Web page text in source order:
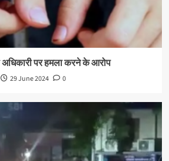
अधिकारी पर हमला करने के आरोप
29 June 2024 0